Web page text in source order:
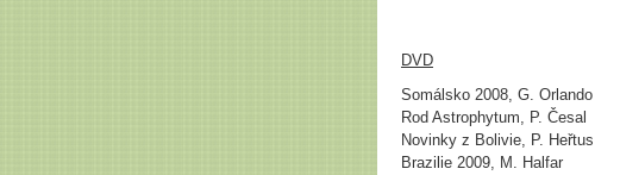
DVD
Somálsko 2008, G. Orlando
Rod Astrophytum, P. Česal
Novinky z Bolivie, P. Heřtus
Brazilie 2009, M. Halfar